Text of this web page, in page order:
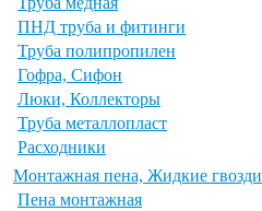
ПНД труба и фитинги
Труба полипропилен
Гофра, Сифон
Люки, Коллекторы
Труба металлопласт
Расходники
Монтажная пена, Жидкие гвозди
Пена монтажная